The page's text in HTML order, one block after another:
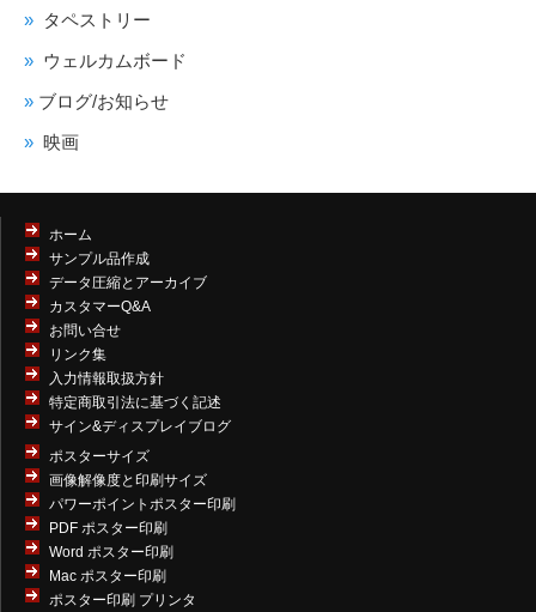
タペストリー
ウェルカムボード
ブログ/お知らせ
映画
ホーム
サンプル品作成
データ圧縮とアーカイブ
カスタマーQ&A
お問い合せ
リンク集
入力情報取扱方針
特定商取引法に基づく記述
サイン&ディスプレイブログ
ポスターサイズ
画像解像度と印刷サイズ
パワーポイントポスター印刷
PDF ポスター印刷
Word ポスター印刷
Mac ポスター印刷
ポスター印刷 プリンタ